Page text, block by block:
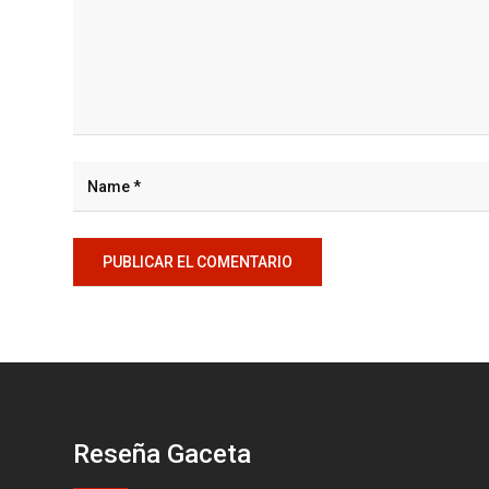
Reseña Gaceta